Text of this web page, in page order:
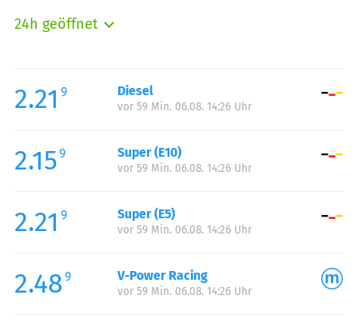
24h geöffnet
Mittwoch:
00:00-24:00
Donnerstag:
Samstag:
00:00-24:00
Sonntag:
2.21 9 Diesel
vor 59 Min. 06.08. 14:26 Uhr
2.159 Super (E10)
vor 59 Min. 06.08. 14:26 Uhr
2.21 9 Super (E5)
vor 59 Min. 06.08. 14:26 Uhr
2.48 9 V-Power Racing
vor 59 Min. 06.08. 14:26 Uhr